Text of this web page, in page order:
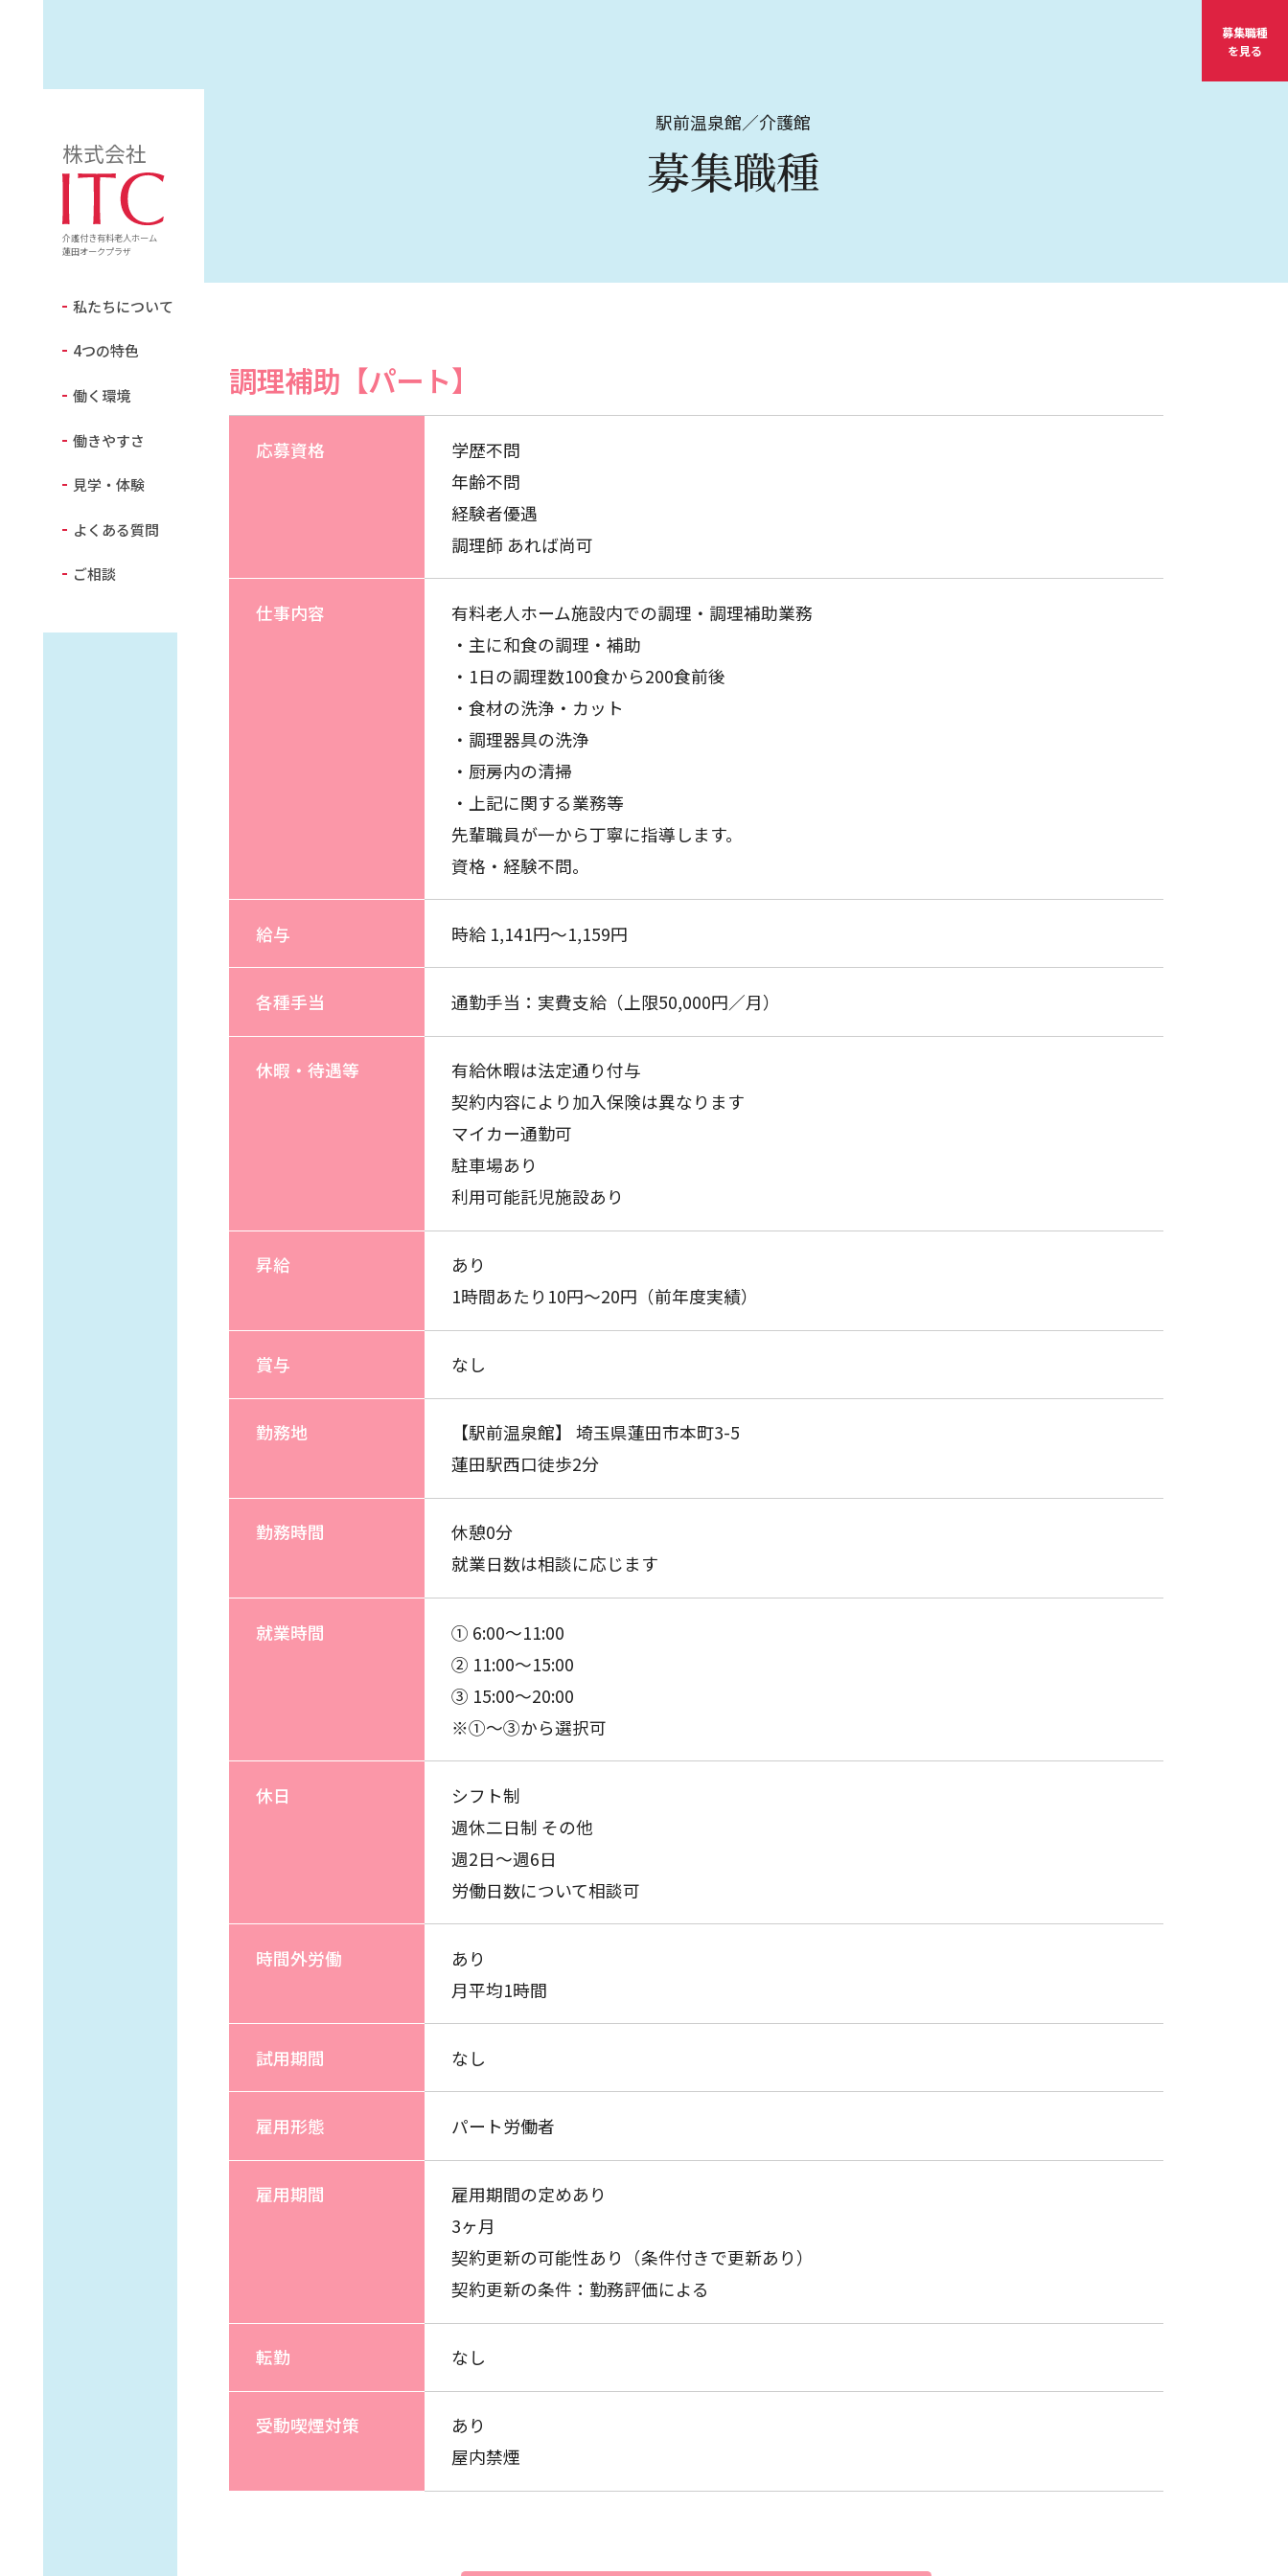
株式会社
介護付き有料老人ホーム
蓮田オークプラザ
私たちについて
4つの特色
働く環境
働きやすさ
見学・体験
よくある質問
ご相談
募集職種
を見る
駅前温泉館／介護館
募集職種
調理補助【パート】
応募資格
学歴不問
年齢不問
経験者優遇
調理師 あれば尚可
仕事内容
有料老人ホーム施設内での調理・調理補助業務
・主に和食の調理・補助
・1日の調理数100食から200食前後
・食材の洗浄・カット
・調理器具の洗浄
・厨房内の清掃
・上記に関する業務等
先輩職員が一から丁寧に指導します。
資格・経験不問。
給与 時給 1,141円〜1,159円
各種手当 通勤手当：実費支給（上限50,000円／月）
休暇・待遇等
有給休暇は法定通り付与
契約内容により加入保険は異なります
マイカー通勤可
駐車場あり
利用可能託児施設あり
昇給
あり
1時間あたり10円〜20円（前年度実績）
賞与 なし
勤務地
【駅前温泉館】 埼玉県蓮田市本町3-5
蓮田駅西口徒歩2分
勤務時間
休憩0分
就業日数は相談に応じます
就業時間
① 6:00〜11:00
② 11:00〜15:00
③ 15:00〜20:00
※①〜③から選択可
休日
シフト制
週休二日制 その他
週2日〜週6日
労働日数について相談可
時間外労働
あり
月平均1時間
試用期間 なし
雇用形態 パート労働者
雇用期間
雇用期間の定めあり
3ヶ月
契約更新の可能性あり（条件付きで更新あり）
契約更新の条件：勤務評価による
転勤 なし
受動喫煙対策
あり
屋内禁煙